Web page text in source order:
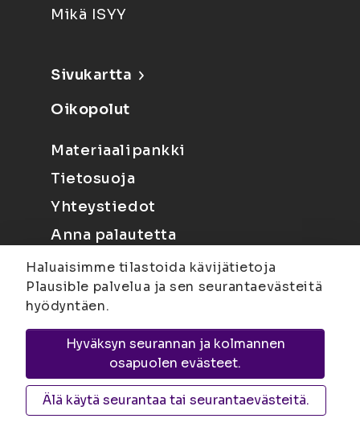
Mikä ISYY
Sivukartta
Oikopolut
Materiaalipankki
Tietosuoja
Yhteystiedot
Anna palautetta
Joensuu
Suvantokatu 6, 80100 Joensuu |
KuopioYliopistonranta 15, PL 1627, 70211
Kuopio
Haluaisimme tilastoida kävijätietoja
Plausible palvelua ja sen seurantaevästeitä
hyödyntäen.
Hyväksyn seurannan ja kolmannen
osapuolen evästeet.
Älä käytä seurantaa tai seurantaevästeitä.